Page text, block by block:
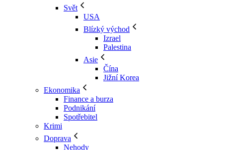
Svět
USA
Blízký východ
Izrael
Palestina
Asie
Čína
Jižní Korea
Ekonomika
Finance a burza
Podnikání
Spotřebitel
Krimi
Doprava
Nehody